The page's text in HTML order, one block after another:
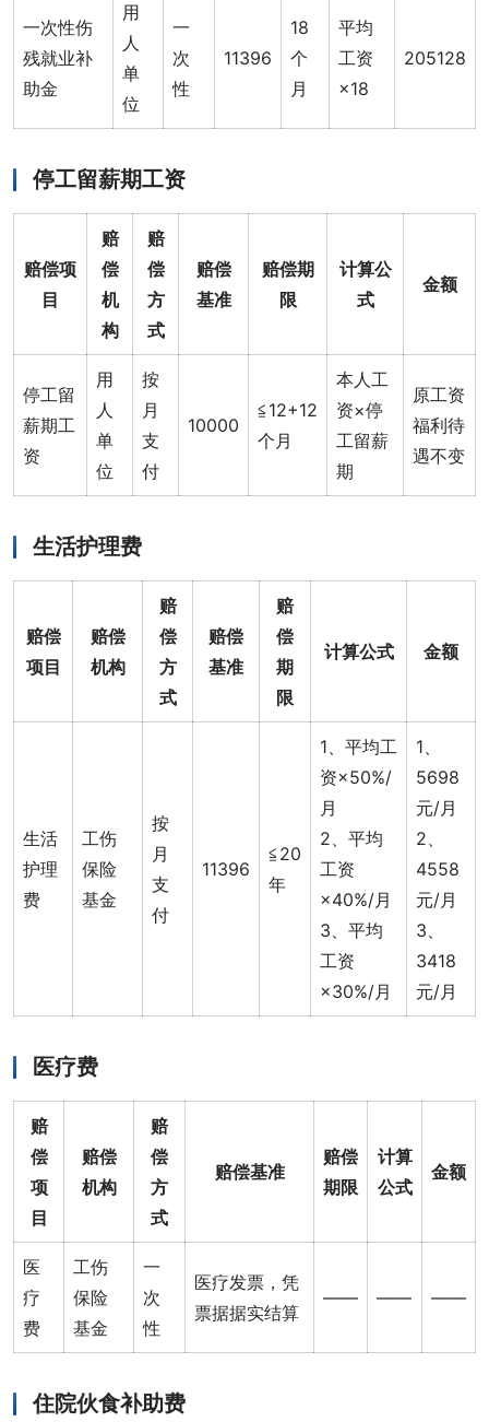
一次性伤
残就业补
助金
用
人
单
位
一
次
性
11396
18
个
月
平均
工资
×18
205128
停工留薪期工资
赔偿项
目
赔
偿
机
构
赔
偿
方
式
赔偿
基准
赔偿期
限
计算公
式
金额
停工留
薪期工
资
用
人
单
位
按
月
支
付
10000
≦12+12
个月
本人工
资×停
工留薪
期
原工资
福利待
遇不变
生活护理费
赔偿
项目
赔偿
机构
赔
偿
方
式
赔偿
基准
赔
偿
期
限
计算公式 金额
生活
护理
费
工伤
保险
基金
按
月
支
付
11396
≦20
年
1、平均工
资×50%/
月
2、平均
工资
×40%/月
3、平均
工资
×30%/月
1、
5698
元/月
2、
4558
元/月
3、
3418
元/月
医疗费
赔
偿
项
目
赔偿
机构
赔
偿
方
式
赔偿基准
赔偿
期限
计算
公式
金额
医
疗
费
工伤
保险
基金
一
次
性
医疗发票，凭
票据据实结算
—— —— ——
住院伙食补助费